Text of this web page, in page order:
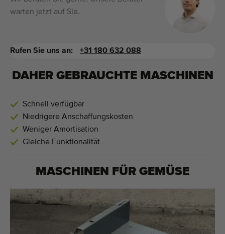
warten jetzt auf Sie.
Rufen Sie uns an: +31 180 632 088
DAHER GEBRAUCHTE MASCHINEN
Schnell verfügbar
Niedrigere Anschaffungskosten
Weniger Amortisation
Gleiche Funktionalität
MASCHINEN FÜR GEMÜSE